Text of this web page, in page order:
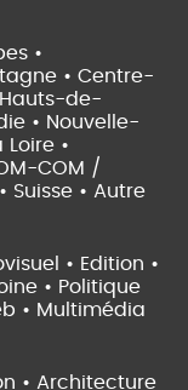
•
• Centre-
Hauts-de-
• Nouvelle-
Loire •
COM /
Suisse • Autre
• Edition •
• Politique
• Multimédia
• Architecture